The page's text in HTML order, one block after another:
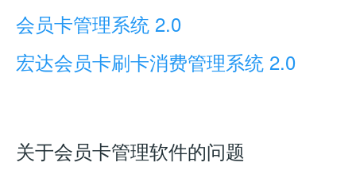
会员卡管理系统 2.0
宏达会员卡刷卡消费管理系统 2.0
关于会员卡管理软件的问题